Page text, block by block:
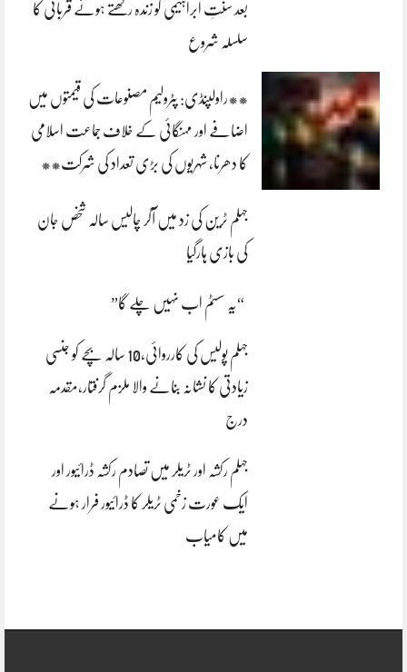
بعد سنتِ ابراہیمی کو زندہ رکھتے ہوئے قربانی کا
سلسلہ شروع
**راولپنڈی: پٹرولیم مصنوعات کی قیمتوں میں
اضافے اور مہنگائی کے خلاف جماعت اسلامی
کا دھرنا، شہریوں کی بڑی تعداد کی شرکت**
جہلم ٹرین کی زد میں آکر چالیس سالہ شخص جان
کی بازی ہارگیا
“یہ سسٹم اب نہیں چلے گا”
جہلم پولیس کی کارروائی،10 سالہ بچے کو جنسی
زیادتی کا نشانہ بنانے والا ملزم گرفتار،مقدمہ
درج
جہلم رکشہ اور ٹریلر میں تصادم رکشہ ڈرائیور اور
ایک عورت زخمی ٹریلر کا ڈرائیور فرار ہونے
میں کامیاب